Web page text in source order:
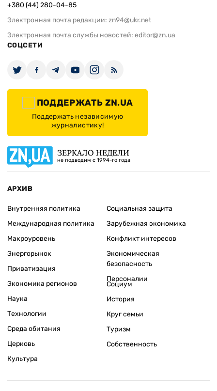
+380 (44) 280-04-85
Электронная почта редакции: zn94@ukr.net
Электронная почта службы новостей: editor@zn.ua
СОЦСЕТИ
ПОДДЕРЖАТЬ ZN.UA
Поддержать независимую
журналистику!
ЗЕРКАЛО НЕДЕЛИ
не подводим с 1994-го года
АРХИВ
Внутренняя политика
Международная политика
Макроуровень
Энергорынок
Приватизация
Экономика регионов
Социальная защита
Зарубежная экономика
Конфликт интересов
Экономическая
безопасность
Персоналии
Наука
Технологии
Среда обитания
Церковь
Культура
Социум
История
Круг семьи
Туризм
Собственность